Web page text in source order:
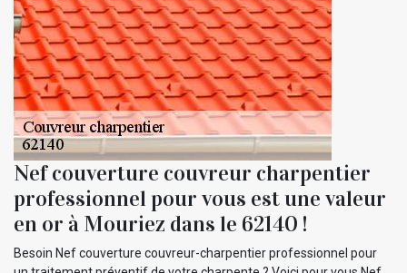
Nef couverture couvreur charpentier
professionnel pour vous est une valeur
en or à Mouriez dans le 62140 !
Besoin Nef couverture couvreur-charpentier professionnel pour